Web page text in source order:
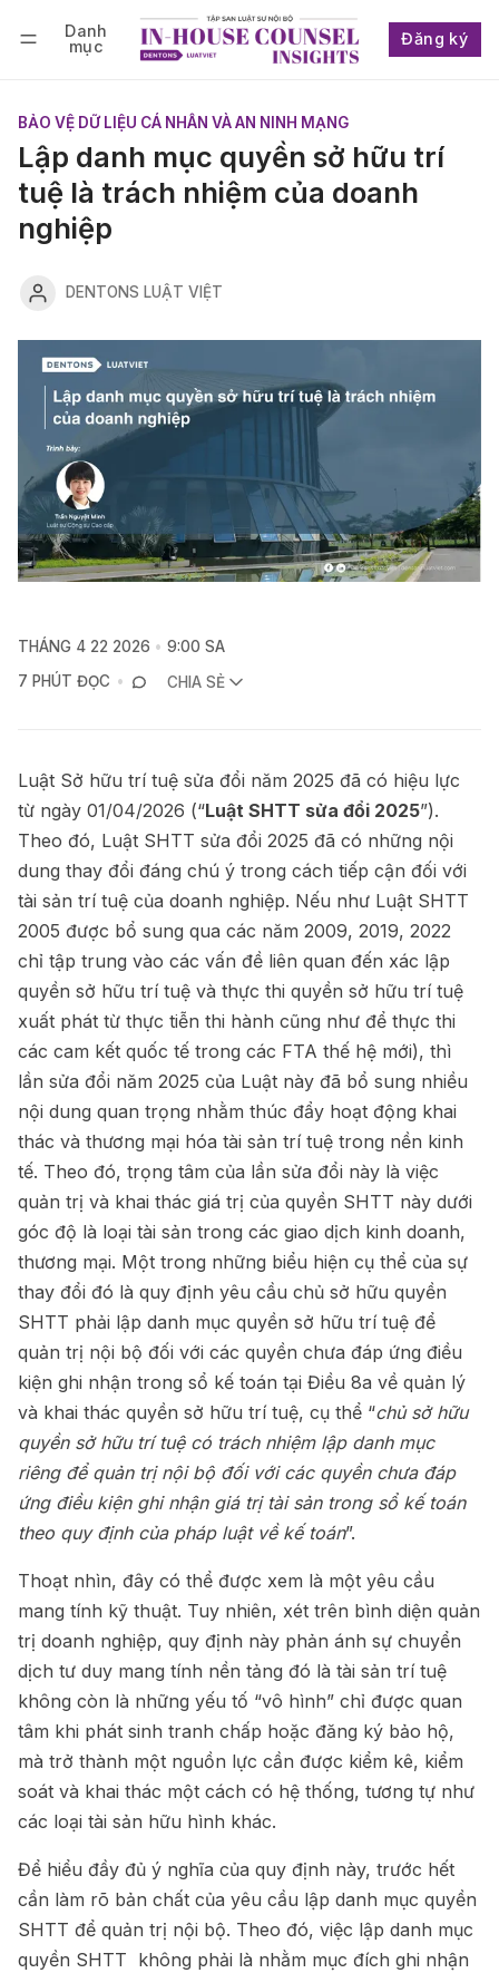
Danh
mục
Đăng ký
Đăng ký Follow
BẢO VỆ DỮ LIỆU CÁ NHÂN VÀ AN NINH MẠNG
Lập danh mục quyền sở hữu trí
tuệ là trách nhiệm của doanh
nghiệp
DENTONS LUẬT VIỆT
THÁNG 4 22 2026
9:00 SA
7 PHÚT ĐỌC
CHIA SẺ
Luật Sở hữu trí tuệ sửa đổi năm 2025 đã có hiệu lực
từ ngày 01/04/2026 (“Luật SHTT sửa đổi 2025”).
Theo đó, Luật SHTT sửa đổi 2025 đã có những nội
dung thay đổi đáng chú ý trong cách tiếp cận đối với
tài sản trí tuệ của doanh nghiệp. Nếu như Luật SHTT
2005 được bổ sung qua các năm 2009, 2019, 2022
chỉ tập trung vào các vấn đề liên quan đến xác lập
quyền sở hữu trí tuệ và thực thi quyền sở hữu trí tuệ
xuất phát từ thực tiễn thi hành cũng như để thực thi
các cam kết quốc tế trong các FTA thế hệ mới), thì
lần sửa đổi năm 2025 của Luật này đã bổ sung nhiều
nội dung quan trọng nhằm thúc đẩy hoạt động khai
thác và thương mại hóa tài sản trí tuệ trong nền kinh
tế. Theo đó, trọng tâm của lần sửa đổi này là việc
quản trị và khai thác giá trị của quyền SHTT này dưới
góc độ là loại tài sản trong các giao dịch kinh doanh,
thương mại. Một trong những biểu hiện cụ thể của sự
thay đổi đó là quy định yêu cầu chủ sở hữu quyền
SHTT phải lập danh mục quyền sở hữu trí tuệ để
quản trị nội bộ đối với các quyền chưa đáp ứng điều
kiện ghi nhận trong sổ kế toán tại Điều 8a về quản lý
và khai thác quyền sở hữu trí tuệ, cụ thể “chủ sở hữu
quyền sở hữu trí tuệ có trách nhiệm lập danh mục
riêng để quản trị nội bộ đối với các quyền chưa đáp
ứng điều kiện ghi nhận giá trị tài sản trong sổ kế toán
theo quy định của pháp luật về kế toán”.
Thoạt nhìn, đây có thể được xem là một yêu cầu
mang tính kỹ thuật. Tuy nhiên, xét trên bình diện quản
trị doanh nghiệp, quy định này phản ánh sự chuyển
dịch tư duy mang tính nền tảng đó là tài sản trí tuệ
không còn là những yếu tố “vô hình” chỉ được quan
tâm khi phát sinh tranh chấp hoặc đăng ký bảo hộ,
mà trở thành một nguồn lực cần được kiểm kê, kiểm
soát và khai thác một cách có hệ thống, tương tự như
các loại tài sản hữu hình khác.
Để hiểu đầy đủ ý nghĩa của quy định này, trước hết
cần làm rõ bản chất của yêu cầu lập danh mục quyền
SHTT để quản trị nội bộ. Theo đó, việc lập danh mục
quyền SHTT không phải là nhằm mục đích ghi nhận